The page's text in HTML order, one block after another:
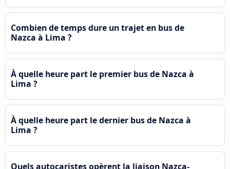
Combien de temps dure un trajet en bus de
Nazca à Lima ?
À quelle heure part le premier bus de Nazca à
Lima ?
À quelle heure part le dernier bus de Nazca à
Lima ?
Quels autocaristes opèrent la liaison Nazca-